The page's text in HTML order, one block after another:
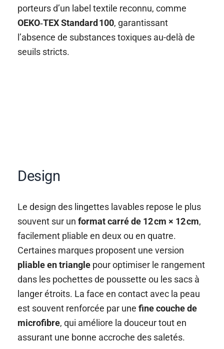
porteurs d’un label textile reconnu, comme
OEKO‑TEX Standard 100, garantissant
l’absence de substances toxiques au-delà de
seuils stricts.
Design
Le design des lingettes lavables repose le plus
souvent sur unformat carré de 12 cm × 12 cm,
facilement pliable en deux ou en quatre.
Certaines marques proposent une version
pliable en triangle pour optimiser le rangement
dans les pochettes de poussette ou les sacs à
langer étroits. La face en contact avec la peau
est souvent renforcée par unefine couche de
microfibre, qui améliore la douceur tout en
assurant une bonne accroche des saletés.